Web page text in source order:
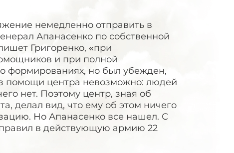
немедленно отправить в
Апанасенко по собственной
Григоренко, «при
и при полной
формированиях, но был убежден,
помощи центра невозможно: людей
нет. Поэтому центр, зная об
делал вид, что ему об этом ничего
Но Апанасенко все нашел. С
в действующую армию 22